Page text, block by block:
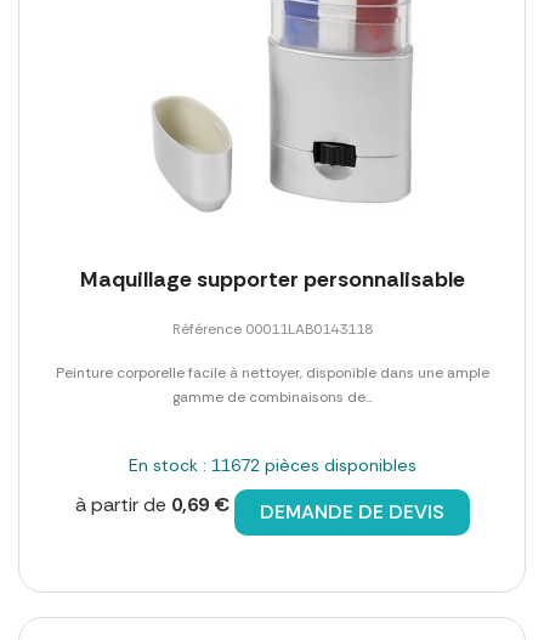
Maquillage supporter personnalisable
Référence 00011LAB0143118
Peinture corporelle facile à nettoyer, disponible dans une ample
gamme de combinaisons de...
En stock : 11672 pièces disponibles
à partir de 0,69 € DEMANDE DE DEVIS